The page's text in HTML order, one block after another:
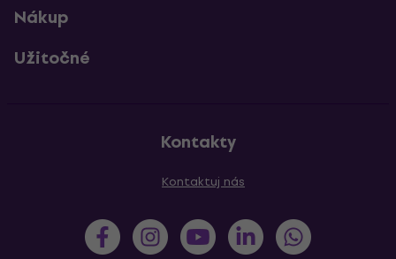
Nákup
Užitočné
Kontakty
Kontaktuj nás